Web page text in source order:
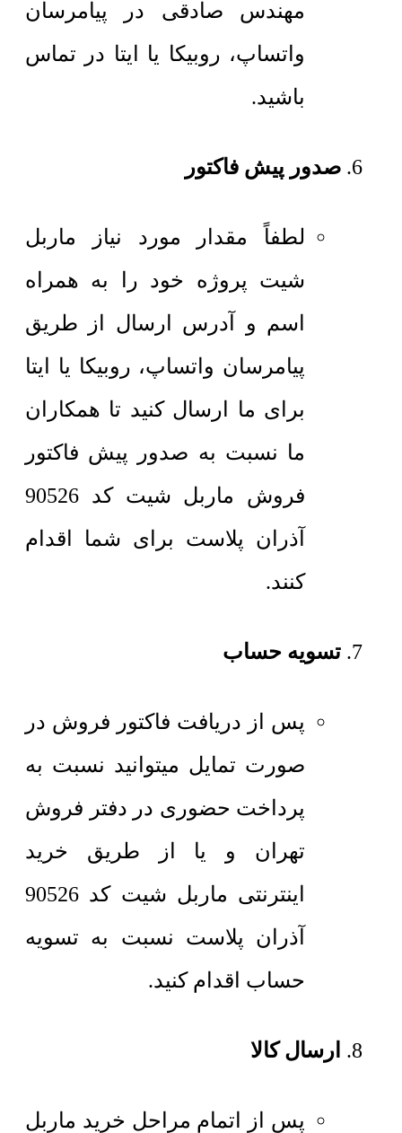
مهندس صادقی در پیامرسان
واتساپ، روبیکا یا ایتا در تماس
باشید.
صدور پیش فاکتور
لطفاً مقدار مورد نیاز ماربل
شیت پروژه خود را به همراه
اسم و آدرس ارسال از طریق
پیامرسان واتساپ، روبیکا یا ایتا
برای ما ارسال کنید تا همکاران
ما نسبت به صدور پیش فاکتور
فروش ماربل شیت کد 90526
آذران پلاست برای شما اقدام
کنند.
تسویه حساب
پس از دریافت فاکتور فروش در
صورت تمایل میتوانید نسبت به
پرداخت حضوری در دفتر فروش
تهران و یا از طریق خرید
اینترنتی ماربل شیت کد 90526
آذران پلاست نسبت به تسویه
حساب اقدام کنید.
ارسال کالا
پس از اتمام مراحل خرید ماربل